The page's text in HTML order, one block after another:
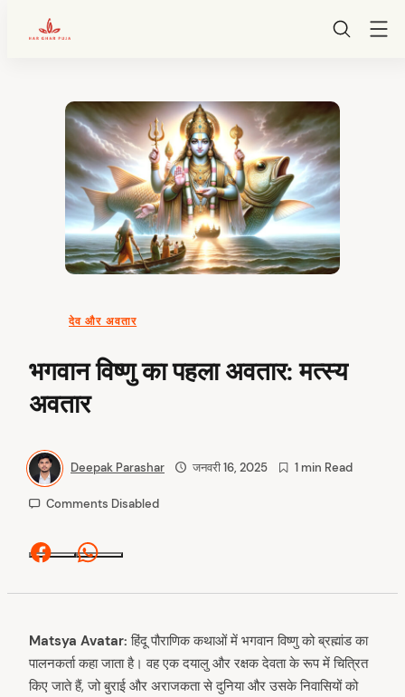
देव और अवतार
भगवान विष्णु का पहला अवतार: मत्स्य
अवतार
Deepak Parashar जनवरी 16, 2025 1 min Read
Comments Disabled
Facebook
Matsya Avatar: हिंदू पौराणिक कथाओं में भगवान विष्णु को ब्रह्मांड का
पालनकर्ता कहा जाता है। वह एक दयालु और रक्षक देवता के रूप में चित्रित
किए जाते हैं, जो बुराई और अराजकता से दुनिया और उसके निवासियों को